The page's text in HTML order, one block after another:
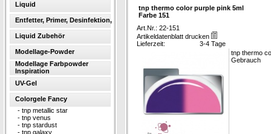
Liquid
Entfetter, Primer, Desinfektion,
Liquid Zubehör
Modellage-Powder
Modellage Farbpowder
Inspiration
UV-Gel
Colorgele Fancy
- tnp metallic star
- tnp venus
- tnp stardust
- tnp galaxy
tnp thermo color purple pink 5ml
Farbe 151
Art.Nr.: 22-151
Artikeldatenblatt drucken
Lieferzeit:
3-4 Tage
tnp thermo
Gebrauch